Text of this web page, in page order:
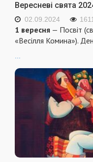
Вересневі свята
02.09.2024
1 вересня — Посвіт
«Весілля Комина»).
...